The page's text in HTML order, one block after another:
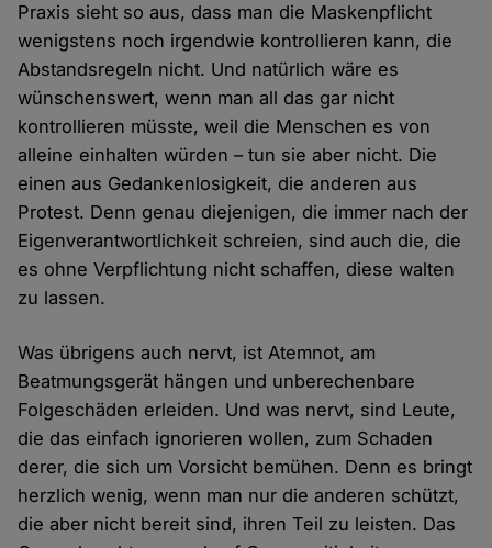
Praxis sieht so aus, dass man die Maskenpflicht
wenigstens noch irgendwie kontrollieren kann, die
Abstandsregeln nicht. Und natürlich wäre es
wünschenswert, wenn man all das gar nicht
kontrollieren müsste, weil die Menschen es von
alleine einhalten würden – tun sie aber nicht. Die
einen aus Gedankenlosigkeit, die anderen aus
Protest. Denn genau diejenigen, die immer nach der
Eigenverantwortlichkeit schreien, sind auch die, die
es ohne Verpflichtung nicht schaffen, diese walten
zu lassen.
Was übrigens auch nervt, ist Atemnot, am
Beatmungsgerät hängen und unberechenbare
Folgeschäden erleiden. Und was nervt, sind Leute,
die das einfach ignorieren wollen, zum Schaden
derer, die sich um Vorsicht bemühen. Denn es bringt
herzlich wenig, wenn man nur die anderen schützt,
die aber nicht bereit sind, ihren Teil zu leisten. Das